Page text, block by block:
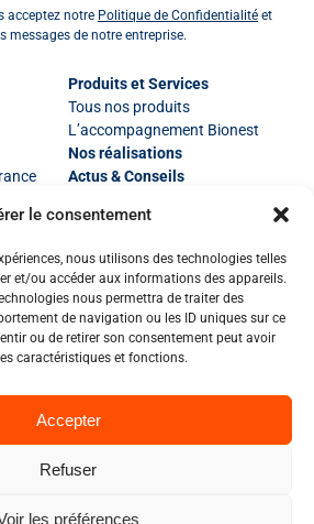
le consentement
nous utilisons des technologies telles
et/ou accéder aux informations des appareils.
nous permettra de traiter des
de navigation ou les ID uniques sur ce
ou de retirer son consentement peut avoir
caractéristiques et fonctions.
Accepter
Refuser
les préférences
acceptez notre Politique de Confidentialité et
messages de notre entreprise.
Produits et Services
Tous nos produits
L’accompagnement Bionest
Nos réalisations
Actus & Conseils
Bionest. Tous droits réservés.
Mentions Légales
de Confidentialité
Conception : Madaré